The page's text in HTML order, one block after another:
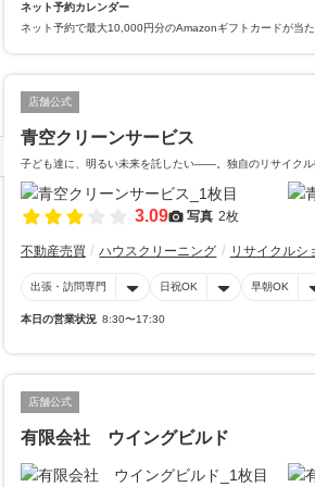
ネット予約カレンダー
ネット予約で最大10,000円分のAmazonギフトカードが当た
店舗公式
青空クリーンサービス
子ども達に、明るい未来を託したい――。独自のリサイクル
3.09 写真 2枚
不動産売買 ハウスクリーニング リサイクルシ
出張・訪問専門 日祝OK 早朝OK
本日の営業状況 8:30〜17:30
店舗公式
有限会社 ウイングビルド